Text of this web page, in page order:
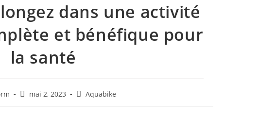
dans une activité
et bénéfique pour
la santé
mai 2, 2023 Aquabike